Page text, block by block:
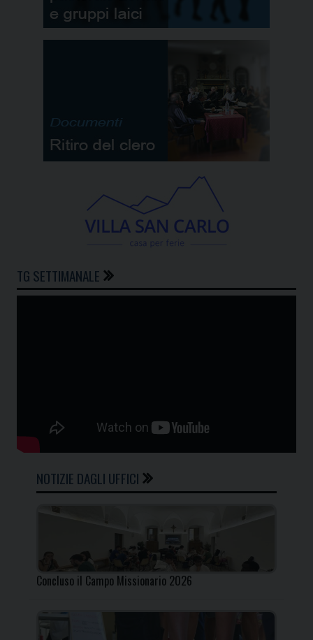
TG SETTIMANALE
NOTIZIE DAGLI UFFICI
Concluso il Campo Missionario 2026